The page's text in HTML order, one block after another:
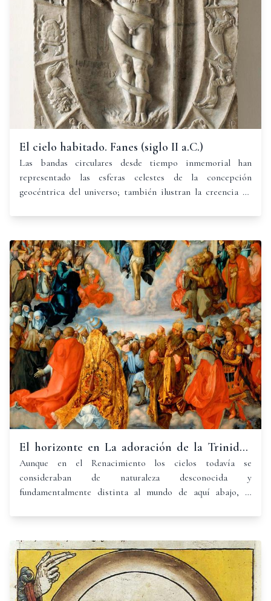
El cielo habitado. Fanes (siglo II a.C.)
Las bandas circulares desde tiempo inmemorial han
representado las esferas celestes de la concepción
geocéntrica del universo; también ilustran la creencia de
El horizonte en La adoración de la Trinidad
de Albrecht Dürer (1511)
Aunque en el Renacimiento los cielos todavía se
consideraban de naturaleza desconocida y
fundamentalmente distinta al mundo de aquí abajo, la
generalmente gloriosos.